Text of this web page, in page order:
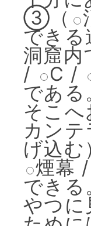
③ （
できる
洞窟内
/
C /
である
そこ
カンテ
げ込む
煙幕 /
できる
やつに